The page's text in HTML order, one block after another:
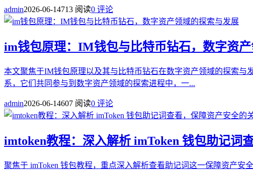
admin2026-06-14713 阅读0 评论
im钱包原理：IM钱包与比特币钻石，数字资
本文聚焦于IM钱包原理以及其与比特币钻石在数字资产领域的探索
系，它们共同参与到数字资产领域的探索进程中，一...
admin2026-06-14607 阅读0 评论
imtoken教程：深入解析 imToken 钱包助记词
聚焦于 imToken 钱包教程，重点深入解析查看助记词这一保障资产